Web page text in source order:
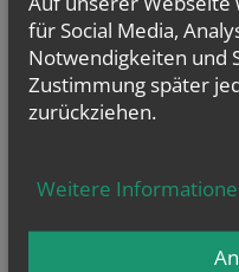
für Social Media,
Notwendigkeiten und
Zustimmung später
zurückziehen.
Weitere